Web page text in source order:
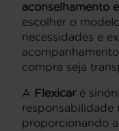
aconselhamento
escolher o
necessidades e
compra seja
A Flexicaré
responsabilidade
proporcionando